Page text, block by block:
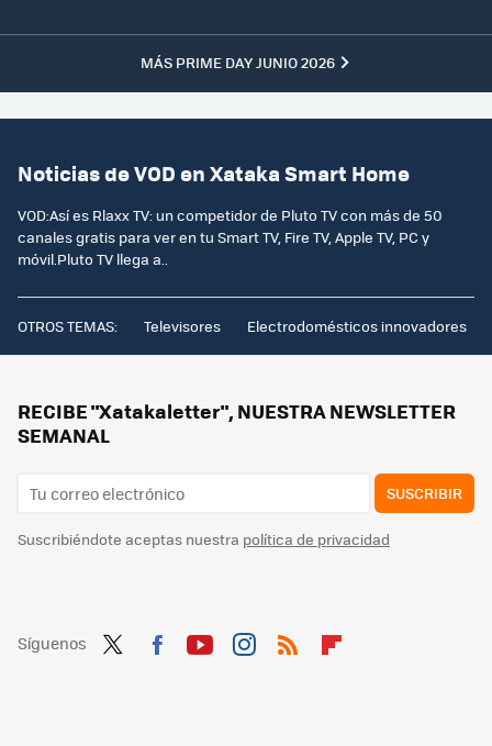
MÁS PRIME DAY JUNIO 2026
Noticias de VOD en Xataka Smart Home
VOD:Así es Rlaxx TV: un competidor de Pluto TV con más de 50
canales gratis para ver en tu Smart TV, Fire TV, Apple TV, PC y
móvil.Pluto TV llega a..
OTROS TEMAS: Televisores Electrodomésticos innovadores
RECIBE "Xatakaletter", NUESTRA NEWSLETTER
SEMANAL
SUSCRIBIR
Suscribiéndote aceptas nuestra política de privacidad
Síguenos